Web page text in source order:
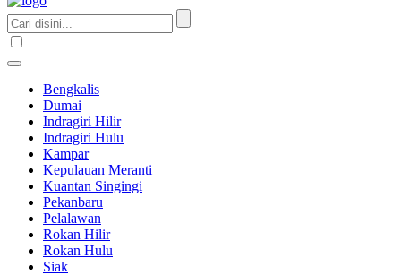
Bengkalis
Dumai
Indragiri Hilir
Indragiri Hulu
Kampar
Kepulauan Meranti
Kuantan Singingi
Pekanbaru
Pelalawan
Rokan Hilir
Rokan Hulu
Siak